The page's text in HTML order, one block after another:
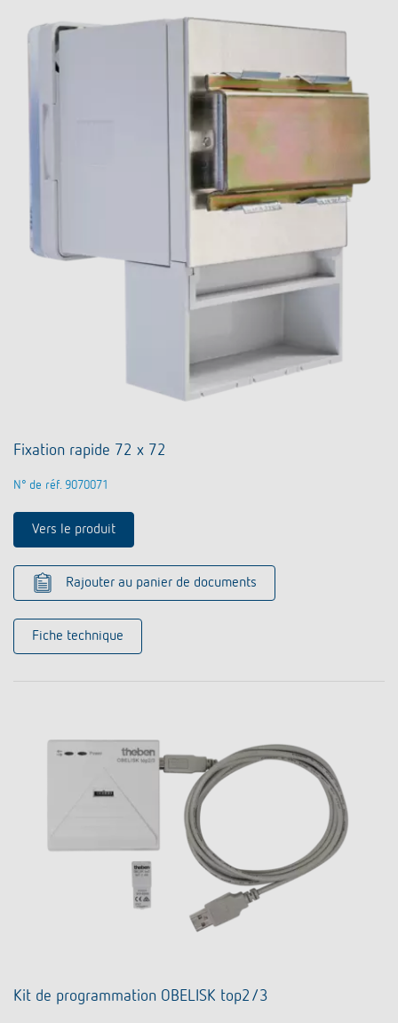
Fixation rapide 72 x 72
N° de réf. 9070071
Vers le produit
Rajouter au panier de documents
Fiche technique
Kit de programmation OBELISK top2/3